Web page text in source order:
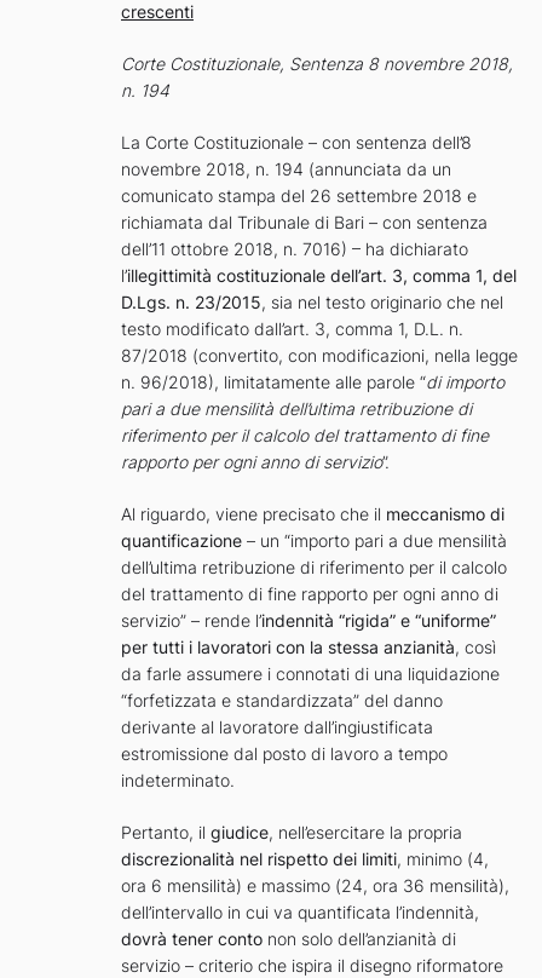
crescenti
Corte Costituzionale, Sentenza 8 novembre 2018,
n. 194
La Corte Costituzionale – con sentenza dell’8
novembre 2018, n. 194 (annunciata da un
comunicato stampa del 26 settembre 2018 e
richiamata dal Tribunale di Bari – con sentenza
dell’11 ottobre 2018, n. 7016) – ha dichiarato
l’illegittimità costituzionale dell’art. 3, comma 1, del
D.Lgs. n. 23/2015, sia nel testo originario che nel
testo modificato dall’art. 3, comma 1, D.L. n.
87/2018 (convertito, con modificazioni, nella legge
n. 96/2018), limitatamente alle parole “di importo
pari a due mensilità dell’ultima retribuzione di
riferimento per il calcolo del trattamento di fine
rapporto per ogni anno di servizio”.
Al riguardo, viene precisato che il meccanismo di
quantificazione – un “importo pari a due mensilità
dell’ultima retribuzione di riferimento per il calcolo
del trattamento di fine rapporto per ogni anno di
servizio” – rende l’indennità “rigida” e “uniforme”
per tutti i lavoratori con la stessa anzianità, così
da farle assumere i connotati di una liquidazione
“forfetizzata e standardizzata” del danno
derivante al lavoratore dall’ingiustificata
estromissione dal posto di lavoro a tempo
indeterminato.
Pertanto, il giudice, nell’esercitare la propria
discrezionalità nel rispetto dei limiti, minimo (4,
ora 6 mensilità) e massimo (24, ora 36 mensilità),
dell’intervallo in cui va quantificata l’indennità,
dovrà tener conto non solo dell’anzianità di
servizio – criterio che ispira il disegno riformatore